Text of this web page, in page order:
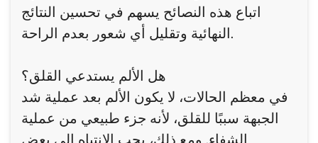
اتباع هذه النصائح يسهم في تحسين النتائج
النهائية وتقليل أي شعور بعدم الراحة.
هل الألم يستدعي القلق؟
في معظم الحالات، لا يكون الألم بعد عملية شد
الجبهة سببًا للقلق، لأنه جزء طبيعي من عملية
الشفاء. ومع ذلك، يجب الانتباه إلى بعض